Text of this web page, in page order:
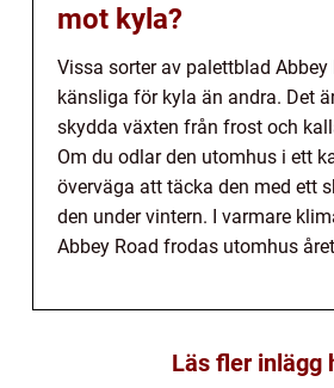
mot kyla?
Vissa sorter av palettblad Abbey
känsliga för kyla än andra. Det
skydda växten från frost och
Om du odlar den utomhus i ett
överväga att täcka den med ett
den under vintern. I varmare
Abbey Road frodas utomhus
Läs fler inlägg